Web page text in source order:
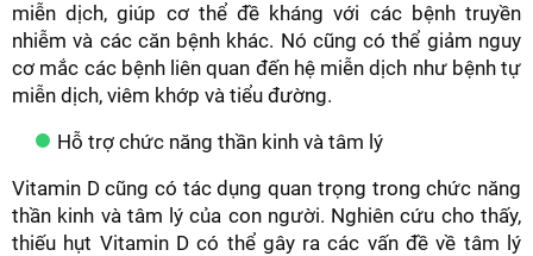
miễn dịch, giúp cơ thể đề kháng với các bệnh truyền
nhiễm và các căn bệnh khác. Nó cũng có thể giảm nguy
cơ mắc các bệnh liên quan đến hệ miễn dịch như bệnh tự
miễn dịch, viêm khớp và tiểu đường.
Hỗ trợ chức năng thần kinh và tâm lý
Vitamin D cũng có tác dụng quan trọng trong chức năng
thần kinh và tâm lý của con người. Nghiên cứu cho thấy,
thiếu hụt Vitamin D có thể gây ra các vấn đề về tâm lý